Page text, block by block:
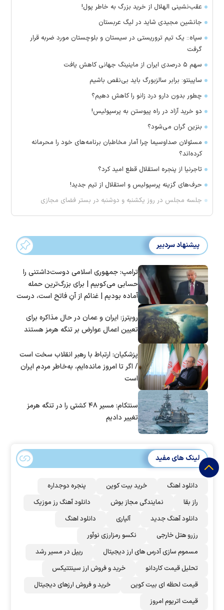
عقب‌نشینی الهلال از خرید بزرگ به خاطر پول!
جانشین مجیدی شاید در لیگ عربستان
سپاه:: یک تیم تروریستی در سیستان و بلوچستان مورد ضربه قرار
گرفت
سهم ۵ درصدی ایران از ماینینگ جهانی کاهش یافت
ساپینتو: برابر سالزبورگ باید بی‌نقص باشیم
چطور بدون دارو درد زانو را کاهش دهیم؟
دو خرید آزاد در راه پیوستن به پرسپولیس!
بنزین گران می‌شود؟
مسئولان صداوسیما چرا آمار مخاطبان برنامه‌های خود را محرمانه
کرده‌اند؟
تاجرنیا از پنجره استقلال قطع امید کرد؟
حرف‌های گزینه پرسپولیس و استقلال از تیم جدید!
جلسه مجلس در روز یکشنبه و دوشنبه در بستر فضای مجازی
پیشنهاد سردبیر
ترامپ: جمهوری اسلامی دوست‌داشتنی را
حسابی می‌کوبیم | برای بزرگ‌ترین حمله
آماده بودیم | غنائم از آنِ فاتح است، درست
رویترز: ایران و عمان در حال مذاکره برای
تعیین اعمال عوارض بر تنگه هرمز هستند
پزشکیان: ارتباط با رهبر انقلاب سخت است
/ اگر تا امروز مانده‌ایم، به‌خاطر مردم ایران
است
سنتکام: مسیر ۴۸ کشتی را در تنگه هرمز
تغییر دادیم
لینک های مفید
دانلود اهنگ خرید بیت کوین
پنجره دوجداره
راز بقا
نمایندگی مجاز بوش
دانلود آهنگ رز‌ موزیک
دانلود آهنگ جدید
آلپاری
دانلود اهنگ
رزرو هتل خارجی
نکسو رمزارزی نوآور
مسموم سازی آدرس های ارز دیجیتال
ریپل در مسیر رشد
تحلیل قیمت کاردانو
خرید و فروش ارز سینتتیکس
قیمت لحظه ای بیت کوین
خرید و فروش ارزهای دیجیتال
قیمت اتریوم امروز